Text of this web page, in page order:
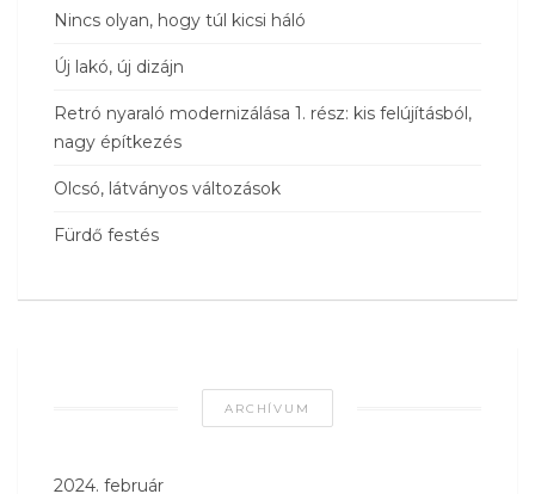
Nincs olyan, hogy túl kicsi háló
Új lakó, új dizájn
Retró nyaraló modernizálása 1. rész: kis felújításból,
nagy építkezés
Olcsó, látványos változások
Fürdő festés
ARCHÍVUM
2024. február